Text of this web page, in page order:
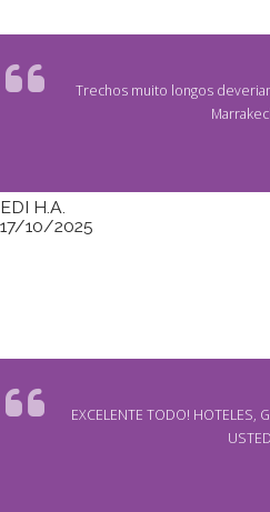
Trechos muito longos
EDI H.A.
17/10/2025
EXCELENTE TODO! HOTELES,